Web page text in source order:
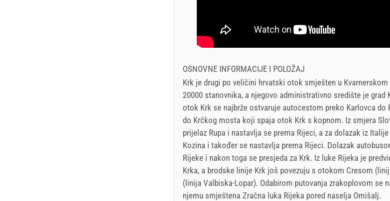
OSNOVNE INFORMACIJE I POLOŽAJ
Krk je drugi po veličini hrvatski otok smješten u
20000 stanovnika, a njegovo administrativno središte je grad
otok Krk se najbrže ostvaruje autocestom preko Karlovca do
do Krčkog mosta koji spaja otok Krk s kopnom. Iz smjera
prijelaz Rupa i nastavlja se prema Rijeci, a za dolazak iz
Kozina i također se nastavlja prema Rijeci. Dolazak
Rijeke i nakon toga se presjeda za Krk. Iz luke Rijeka je
Krka, a brodske linije Krk još povezuju s otokom Cresom
(linija Valbiska-Lopar). Odabirom putovanja zrakoplovom se
njemu smještena Zračna luka Rijeka pored naselja Omišalj.